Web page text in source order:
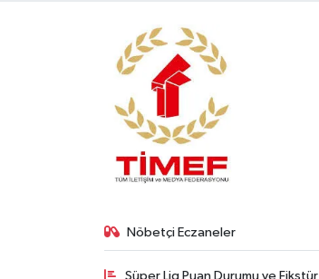
Nöbetçi Eczaneler
Süper Lig Puan Durumu ve Fikstür